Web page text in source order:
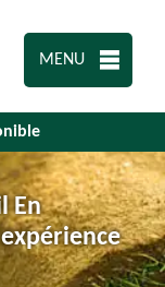
MENU
En